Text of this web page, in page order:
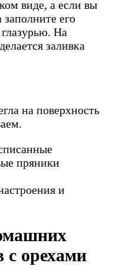
виде, а если вы
заполните его
На
заливка
на поверхность
пряники
и
с орехами